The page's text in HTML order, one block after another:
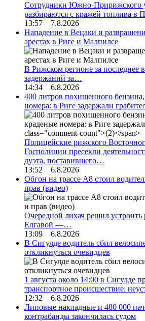
Сотрудники Южно-Пририжского
разбираются с кражей топлива в
13:57 7.8.2026
Нападение в Вецаки и
арестах в Риге и Малпилсе
В Рижском регионе за последнее
задержаний за…
14:34 6.8.2026
400 литров похищенного
номера: в Риге задержали
Полицейские рижского
Госполиции пресекли
дуэта, поставившего…
13:52 6.8.2026
Обгон на трассе А8 стоил
прав (видео)
Очередной лихач решил устроить
Елгавой —…
13:09 6.8.2026
В Сигулде водитель сбил
откликнуться очевидцев
1 августа около 14:00 в Сигулде
транспортное происшествие:
12:32 6.8.2026
Липовые накладные и 480 000
контрабанды закончилась судом